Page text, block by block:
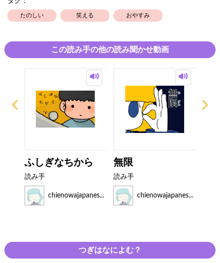
たのしい 笑える おやすみ
この読み手の他の読み聞かせ動画
ふしぎなちから
読み手
chienowajapanes...
無限
読み手
chienowajapanes...
つぎはなによむ？